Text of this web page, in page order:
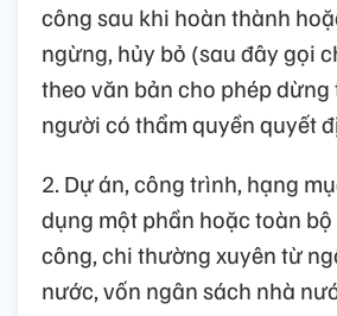
công sau khi hoàn thành
ngừng, hủy bỏ (sau đây gọi
theo văn bản cho phép
người có thẩm quyền quyết
2. Dự án, công trình, hạng
dụng một phần hoặc toàn
công, chi thường xuyên từ
nước, vốn ngân sách nhà